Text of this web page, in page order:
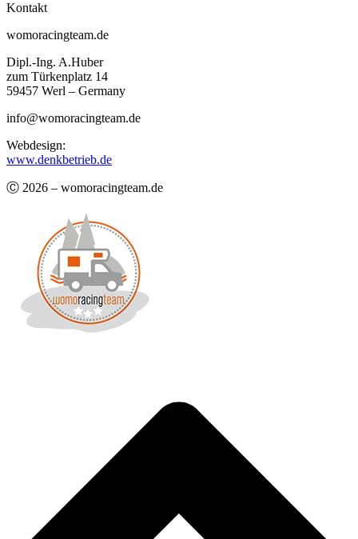
Kontakt
womoracingteam.de
Dipl.-Ing. A.Huber
zum Türkenplatz 14
59457 Werl – Germany
info@womoracingteam.de
Webdesign:
www.denkbetrieb.de
Ⓒ 2026 – womoracingteam.de